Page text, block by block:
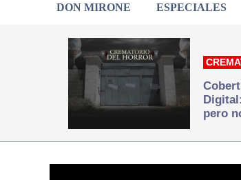
de
Juárez
que
hacemos periodismo
DON MIRONE ESPECIALES
pero